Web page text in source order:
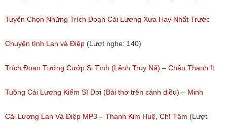
(Lượt nghe: 303)
Tân Cổ Cải Lương Đặc Sắc
(Lượt nghe: 150)
Tuyển Chọn Những Trích Đoạn Cải Lương Xưa Hay Nhất Trước
Năm 1975
(Lượt nghe: 426)
Chuyện tình Lan và Điệp (Lượt nghe: 140)
Trích Đoạn Tướng Cướp Si Tình (Lệnh Truy Nã) – Châu Thanh ft
Cẩm Tiên, Hồng Yến
(Lượt nghe: 1,213)
Tuồng Cải Lương Kiếm Sĩ Dơi (Bài thơ trên cánh diều) – Minh
Phụng, Minh Châu
Cải Lương Lan Và Điệp MP3 – Thanh Kim Huệ, Chí Tâm (Lượt